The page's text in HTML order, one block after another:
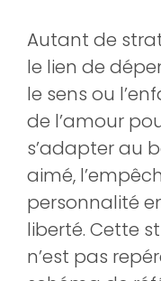
Autant de
le lien de
le sens ou
de l’amour
s’adapter au
aimé,
personnalité
liberté. Cette
n’est pas